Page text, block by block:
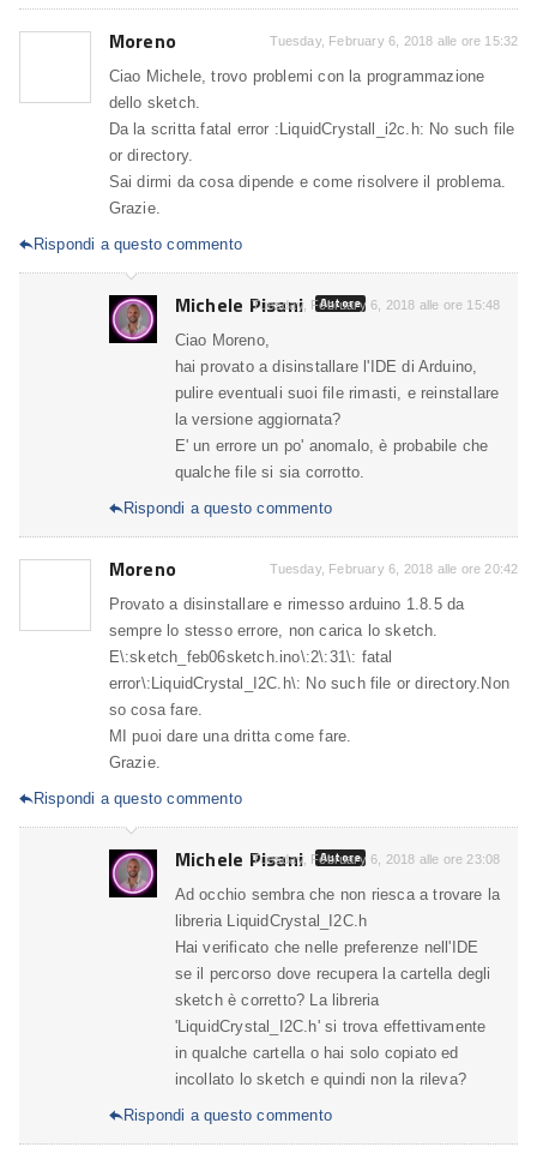
Moreno Tuesday, February 6, 2018 alle ore 15:32
Ciao Michele, trovo problemi con la programmazione
dello sketch.
Da la scritta fatal error :LiquidCrystall_i2c.h: No such file
or directory.
Sai dirmi da cosa dipende e come risolvere il problema.
Grazie.
Rispondi a questo commento
Michele Pisani Autore
Tuesday, February 6, 2018 alle ore 15:48
Ciao Moreno,
hai provato a disinstallare l'IDE di Arduino,
pulire eventuali suoi file rimasti, e reinstallare
la versione aggiornata?
E' un errore un po' anomalo, è probabile che
qualche file si sia corrotto.
Rispondi a questo commento
Moreno Tuesday, February 6, 2018 alle ore 20:42
Provato a disinstallare e rimesso arduino 1.8.5 da
sempre lo stesso errore, non carica lo sketch.
E\:sketch_feb06sketch.ino\:2\:31\: fatal
error\:LiquidCrystal_I2C.h\: No such file or directory.Non
so cosa fare.
MI puoi dare una dritta come fare.
Grazie.
Rispondi a questo commento
Michele Pisani Autore
Tuesday, February 6, 2018 alle ore 23:08
Ad occhio sembra che non riesca a trovare la
libreria LiquidCrystal_I2C.h
Hai verificato che nelle preferenze nell'IDE
se il percorso dove recupera la cartella degli
sketch è corretto? La libreria
'LiquidCrystal_I2C.h' si trova effettivamente
in qualche cartella o hai solo copiato ed
incollato lo sketch e quindi non la rileva?
Rispondi a questo commento